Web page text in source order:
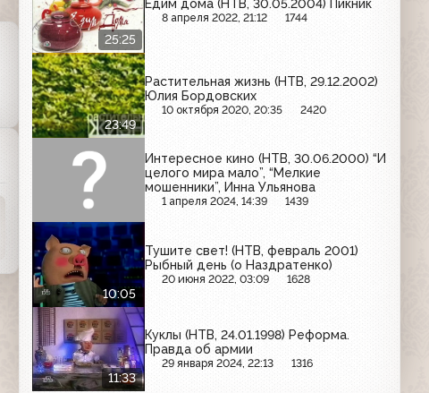
25:25
Едим дома (НТВ, 30.05.2004) Пикник
8 апреля 2022, 21:12 1744
23:49
Растительная жизнь (НТВ, 29.12.2002)
Юлия Бордовских
10 октября 2020, 20:35 2420
Интересное кино (НТВ, 30.06.2000) “И
целого мира мало”, “Мелкие
мошенники”, Инна Ульянова
1 апреля 2024, 14:39 1439
10:05
Тушите свет! (НТВ, февраль 2001)
Рыбный день (о Наздратенко)
20 июня 2022, 03:09 1628
11:33
Куклы (НТВ, 24.01.1998) Реформа.
Правда об армии
29 января 2024, 22:13 1316